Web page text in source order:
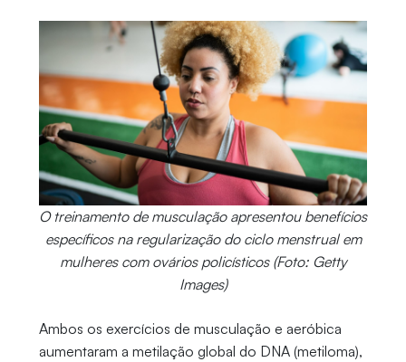
O treinamento de musculação apresentou benefícios
específicos na regularização do ciclo menstrual em
mulheres com ovários policísticos (Foto: Getty
Images)
Ambos os exercícios de musculação e aeróbica
aumentaram a metilação global do DNA (metiloma),